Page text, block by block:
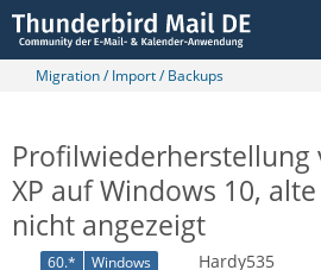
Migration / Import / Backups
Profilwiederherstellung
XP auf Windows 10,
nicht angezeigt
60.* Windows
Hardy535